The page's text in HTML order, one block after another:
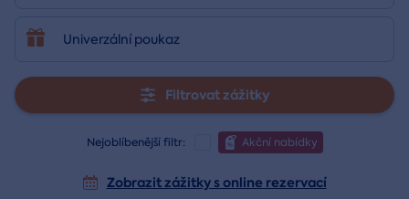
Univerzální poukaz
Filtrovat zážitky
Nejoblíbenější filtr: Akční nabídky
Zobrazit zážitky s online rezervací